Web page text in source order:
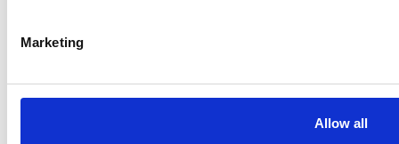
Marketing
Allow all
Ristijärvi Instagramissa